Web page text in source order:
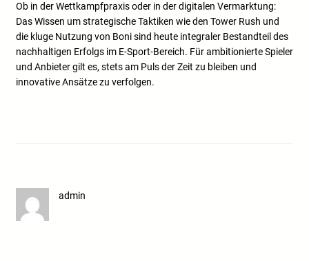
Ob in der Wettkampfpraxis oder in der digitalen Vermarktung:
Das Wissen um strategische Taktiken wie den Tower Rush und
die kluge Nutzung von Boni sind heute integraler Bestandteil des
nachhaltigen Erfolgs im E-Sport-Bereich. Für ambitionierte Spieler
und Anbieter gilt es, stets am Puls der Zeit zu bleiben und
innovative Ansätze zu verfolgen.
admin